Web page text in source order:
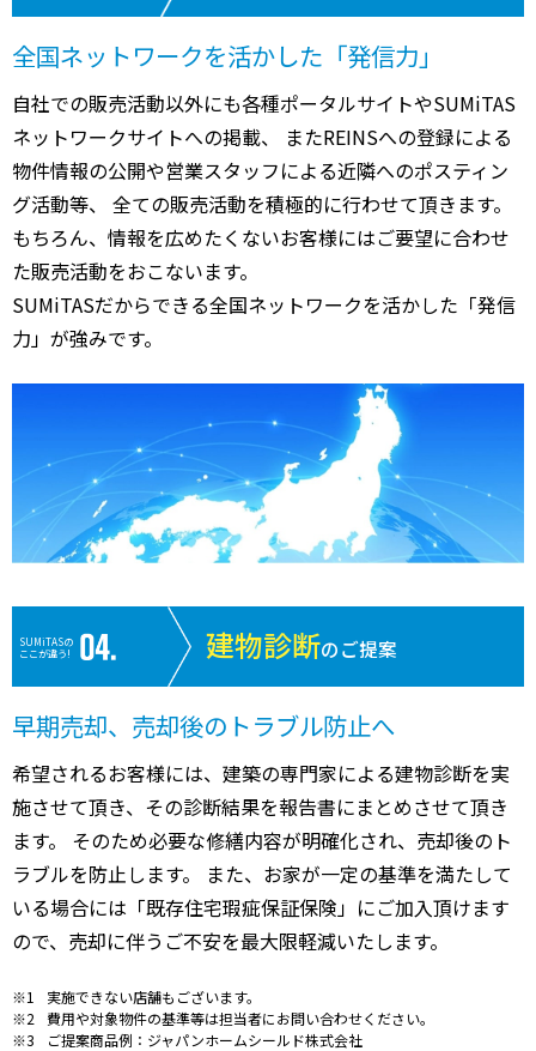
全国ネットワークを活かした「発信力」
自社での販売活動以外にも各種ポータルサイトやSUMiTAS
ネットワークサイトへの掲載、 またREINSへの登録による
物件情報の公開や営業スタッフによる近隣へのポスティン
グ活動等、 全ての販売活動を積極的に行わせて頂きます。
もちろん、情報を広めたくないお客様にはご要望に合わせ
た販売活動をおこないます。
SUMiTASだからできる全国ネットワークを活かした「発信
力」が強みです。
SUMiTASの
ここが違う!
建物診断のご提案
早期売却、売却後のトラブル防止へ
希望されるお客様には、建築の専門家による建物診断を実
施させて頂き、その診断結果を報告書にまとめさせて頂き
ます。 そのため必要な修繕内容が明確化され、売却後のト
ラブルを防止します。 また、お家が一定の基準を満たして
いる場合には「既存住宅瑕疵保証保険」にご加入頂けます
ので、売却に伴うご不安を最大限軽減いたします。
実施できない店舗もございます。
費用や対象物件の基準等は担当者にお問い合わせください。
ご提案商品例：ジャパンホームシールド株式会社